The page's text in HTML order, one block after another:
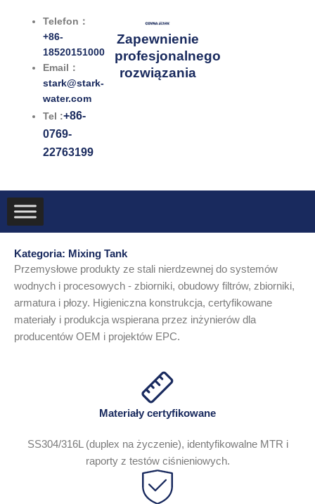
Telefon：
+86-
18520151000
Email：
stark@stark-
water.com
Tel :+86-
0769-
22763199
Zapewnienie
profesjonalnego
rozwiązania
Kategoria: Mixing Tank
Przemysłowe produkty ze stali nierdzewnej do systemów
wodnych i procesowych - zbiorniki, obudowy filtrów, zbiorniki,
armatura i płozy. Higieniczna konstrukcja, certyfikowane
materiały i produkcja wspierana przez inżynierów dla
producentów OEM i projektów EPC.
Materiały certyfikowane
SS304/316L (duplex na życzenie), identyfikowalne MTR i
raporty z testów ciśnieniowych.